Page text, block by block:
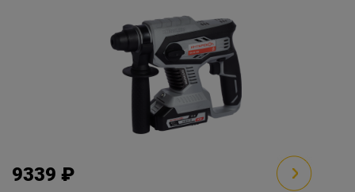
9339 ₽